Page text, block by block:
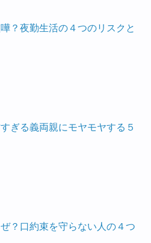
？夜勤生活の４つのリスクと
ぎる義両親にモヤモヤする５
？口約束を守らない人の４つ